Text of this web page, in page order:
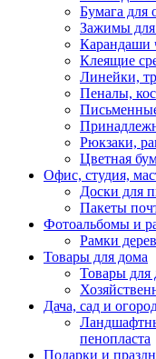
Бумага для
Зажимы для
Карандаши
Клеящие
Линейки,
Пеналы,
Рюкзаки,
Цветная
Офис, студия,
Доски для
Пакеты
Фотоальбомы и
Рамки
Товары для дома
Товары для
Дача, сад и
пенопласта
Подарки и